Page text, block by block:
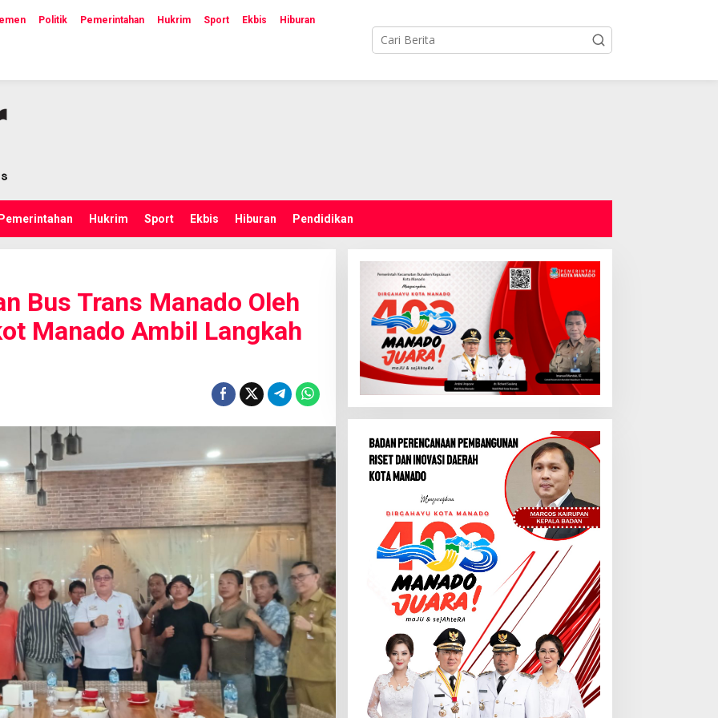
Politik Pemerintahan Hukrim Sport Ekbis Hiburan
Pemerintahan Hukrim Sport Ekbis Hiburan Pendidikan
Bus Trans Manado Oleh
Manado Ambil Langkah